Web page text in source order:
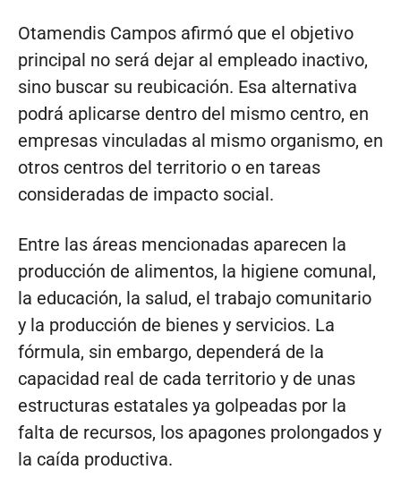
Otamendis Campos afirmó que el objetivo
principal no será dejar al empleado inactivo,
sino buscar su reubicación. Esa alternativa
podrá aplicarse dentro del mismo centro, en
empresas vinculadas al mismo organismo, en
otros centros del territorio o en tareas
consideradas de impacto social.
Entre las áreas mencionadas aparecen la
producción de alimentos, la higiene comunal,
la educación, la salud, el trabajo comunitario
y la producción de bienes y servicios. La
fórmula, sin embargo, dependerá de la
capacidad real de cada territorio y de unas
estructuras estatales ya golpeadas por la
falta de recursos, los apagones prolongados y
la caída productiva.